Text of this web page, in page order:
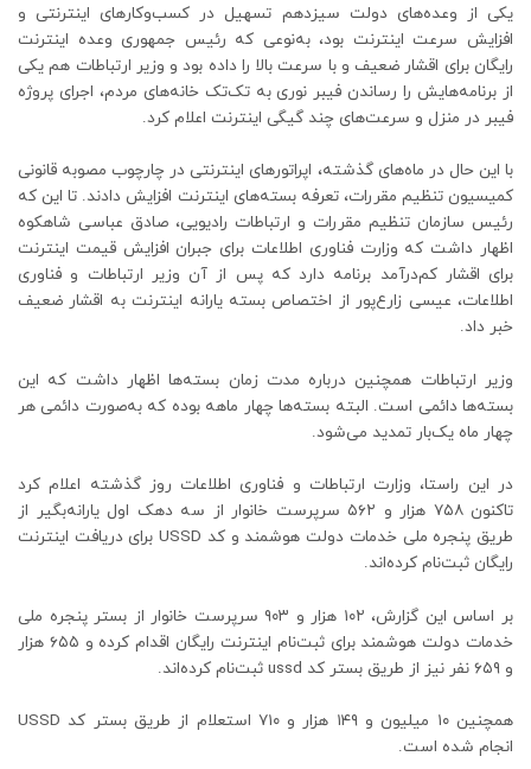
یکی از وعده‌های دولت سیزدهم تسهیل در کسب‌وکارهای اینترنتی و
افزایش سرعت اینترنت بود، به‌نوعی که رئیس جمهوری وعده اینترنت
رایگان برای اقشار ضعیف و با سرعت بالا را داده بود و وزیر ارتباطات هم یکی
از برنامه‌هایش را رساندن فیبر نوری به تک‌تک خانه‌های مردم، اجرای پروژه
فیبر در منزل و سرعت‌های چند گیگی اینترنت اعلام کرد.
با این حال در ماه‌های گذشته، اپراتورهای اینترنتی در چارچوب مصوبه قانونی
کمیسیون تنظیم مقررات، تعرفه بسته‌های اینترنت افزایش دادند. تا این که
رئیس سازمان تنظیم مقررات و ارتباطات رادیویی، صادق عباسی شاهکوه
اظهار داشت که وزارت فناوری اطلاعات برای جبران افزایش قیمت اینترنت
برای اقشار کم‌درآمد برنامه دارد که پس از آن وزیر ارتباطات و فناوری
اطلاعات، عیسی زارع‌پور از اختصاص بسته یارانه اینترنت به اقشار ضعیف
خبر داد.
وزیر ارتباطات همچنین درباره مدت زمان بسته‌ها اظهار داشت که این
بسته‌ها دائمی است. البته بسته‌ها چهار ماهه بوده که به‌صورت دائمی هر
چهار ماه یک‌بار تمدید می‌شود.
در این راستا، وزارت ارتباطات و فناوری اطلاعات روز گذشته اعلام کرد
تاکنون ۷۵۸ هزار و ۵۶۲ سرپرست خانوار از سه دهک اول یارانه‌بگیر از
طریق پنجره ملی خدمات دولت هوشمند و کد USSD برای دریافت اینترنت
رایگان ثبت‌نام کرده‌اند.
بر اساس این گزارش، ۱۰۲ هزار و ۹۰۳ سرپرست خانوار از بستر پنجره ملی
خدمات دولت هوشمند برای ثبت‌نام اینترنت رایگان اقدام کرده و ۶۵۵ هزار
و ۶۵۹ نفر نیز از طریق بستر کد ussd ثبت‌نام کرده‌اند.
همچنین ۱۰ میلیون و ۱۴۹ هزار و ۷۱۰ استعلام از طریق بستر کد USSD
انجام شده است.